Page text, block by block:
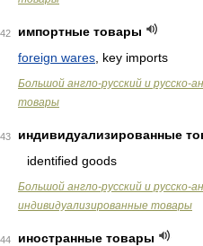
42
импортные товары
foreign wares , key imports
Большой англо-русский и русско-
товары
43
индивидуализированные
identified goods
Большой англо-русский и русско-
индивидуализированные товары
44
иностранные товары